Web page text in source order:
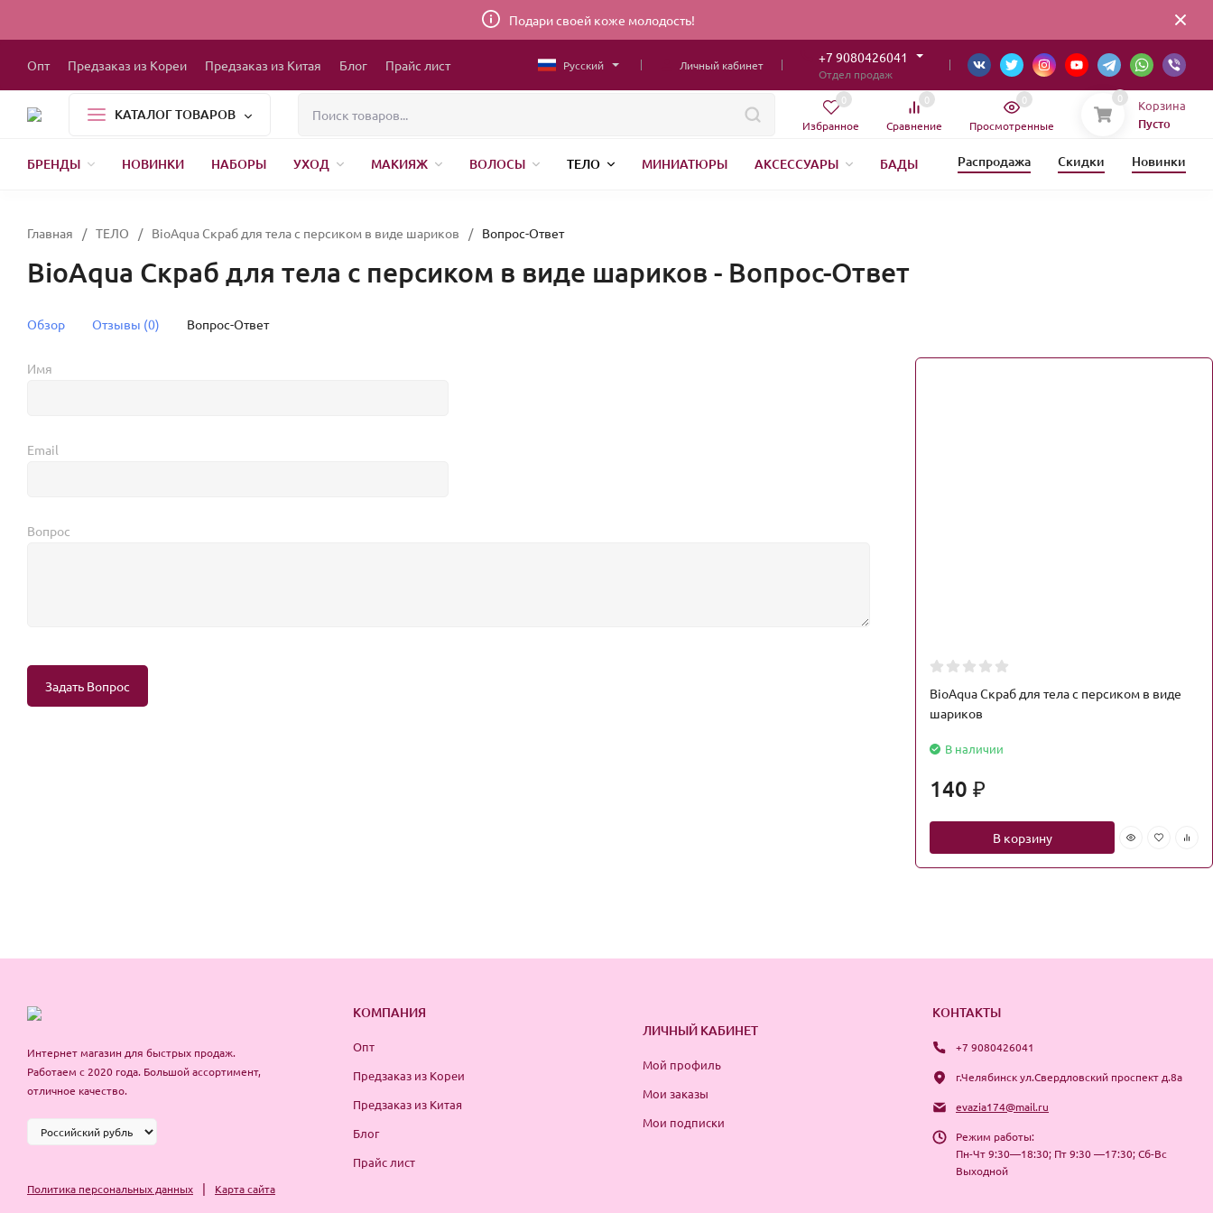
Подари своей коже молодость!
Опт Предзаказ из Кореи Предзаказ из Китая Блог Прайс лист Русский Личный кабинет +7 9080426041
Отдел продаж
КАТАЛОГ ТОВАРОВ
Избранное
0
Сравнение
0
Просмотренные
0 0 Корзина
Пусто
БРЕНДЫ НОВИНКИ НАБОРЫ УХОД МАКИЯЖ ВОЛОСЫ ТЕЛО МИНИАТЮРЫ АКСЕССУАРЫ
БАДЫ
Распродажа Скидки Новинки
Главная / ТЕЛО / BioAqua Скраб для тела с персиком в виде шариков / Вопрос-Ответ
BioAqua Скраб для тела с персиком в виде шариков - Вопрос-Ответ
Обзор Отзывы (0) Вопрос-Ответ
Имя
Email
Вопрос
BioAqua Скраб для тела с персиком в виде
шариков
В наличии
140 ₽
В корзину
Интернет магазин для быстрых продаж.
Работаем с 2020 года. Большой ассортимент,
отличное качество.
Политика персональных данных | Карта сайта
КОМПАНИЯ
Опт
Предзаказ из Кореи
Предзаказ из Китая
Блог
Прайс лист
ЛИЧНЫЙ КАБИНЕТ
Мой профиль
Мои заказы
Мои подписки
КОНТАКТЫ
+7 9080426041
г.Челябинск ул.Свердловский проспект д.8а
evazia174@mail.ru
Режим работы:
Пн-Чт 9:30—18:30; Пт 9:30 —17:30; Сб-Вс
Выходной